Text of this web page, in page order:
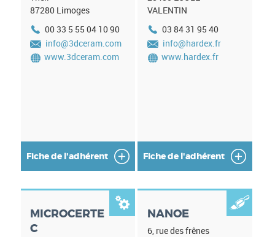
87280 Limoges
00 33 5 55 04 10 90
info@3dceram.com
www.3dceram.com
Fiche de l'adhérent
VALENTIN
03 84 31 95 40
info@hardex.fr
www.hardex.fr
Fiche de l'adhérent
MICROCERTE
C

NANOE

6, rue des frênes